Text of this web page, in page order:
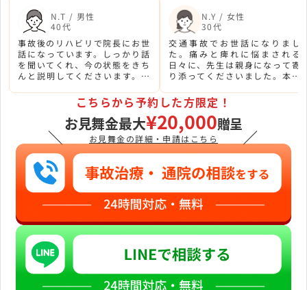
N.T / 男性
40代
事故後のリハビリで院長にお世
話になっています。しっかり話
を聞いてくれ、今の状態をきち
んと説明してくださいます。信
N.Y / 女性
30代
交通事故でお世話になりまし
た。痛みと痺れに悩まされる
日々に、先生は親身になって寄
り添ってくださいました。本当
＼
こちらから予約した方限定！
お見舞金最大¥20,000贈呈
お見舞金の詳細・申請はこちら ／